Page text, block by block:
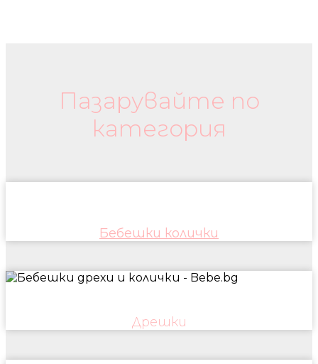
Пазарувайте по
категория
Бебешки колички
Дрешки